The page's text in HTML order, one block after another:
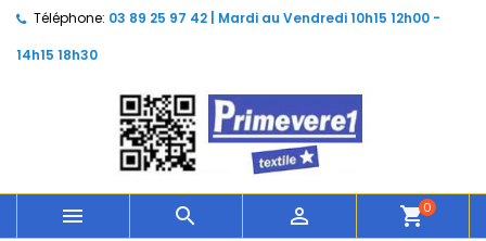
Téléphone: 03 89 25 97 42 | Mardi au Vendredi 10h15 12h00 -
14h15 18h30
   shopping_cart0